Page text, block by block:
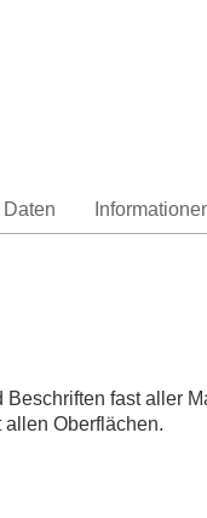
fast aller
Oberflächen.